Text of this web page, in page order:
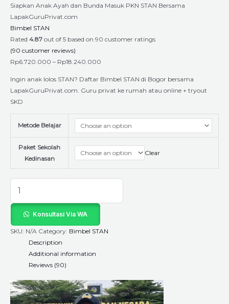
Siapkan Anak Ayah dan Bunda Masuk PKN STAN Bersama
LapakGuruPrivat.com
Bimbel STAN
Rated 4.87 out of 5 based on 90 customer ratings
(90 customer reviews)
Rp6.720.000 – Rp18.240.000
Ingin anak lolos STAN? Daftar Bimbel STAN di Bogor bersama
LapakGuruPrivat.com. Guru privat ke rumah atau online + tryout
SKD
Metode Belajar
Paket Sekolah
Kedinasan
Clear
Konsultasi Via WA
SKU: N/A Category: Bimbel STAN
Description
Additional information
Reviews (90)